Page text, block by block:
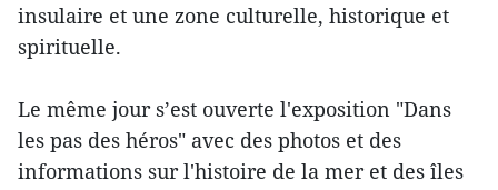
insulaire et une zone culturelle, historique et
spirituelle.
Le même jour s’est ouverte l'exposition "Dans
les pas des héros" avec des photos et des
informations sur l'histoire de la mer et des îles